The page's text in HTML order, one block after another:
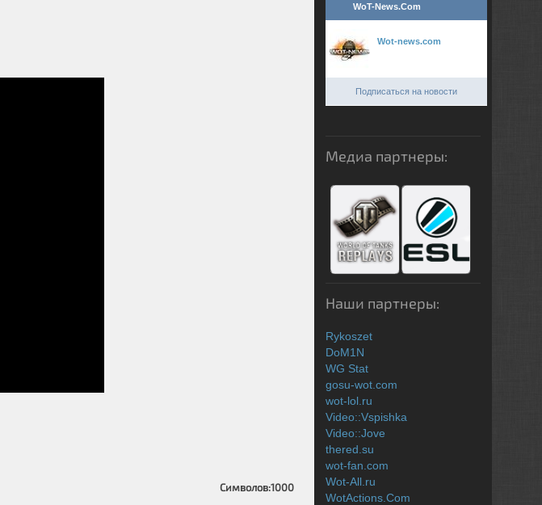
Символов:1000
WoT-News.Com
Wot-news.com
Подписаться на новости
Медиа партнеры:
Наши партнеры:
Rykoszet
DoM1N
WG Stat
gosu-wot.com
wot-lol.ru
Video::Vspishka
Video::Jove
thered.su
wot-fan.com
Wot-All.ru
WotActions.Com